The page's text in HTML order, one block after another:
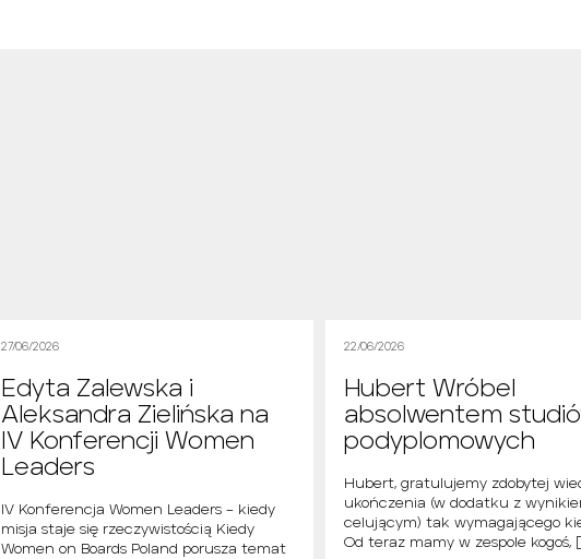
27/06/2026
Edyta Zalewska i
Aleksandra Zielińska na
IV Konferencji Women
Leaders
IV Konferencja Women Leaders – kiedy
misja staje się rzeczywistością Kiedy
Women on Boards Poland porusza temat
22/06/2026
Hubert Wróbel
absolwentem
podyplomowych
Hubert, gratulujemy zdobytej
ukończenia (w dodatku z
celującym) tak wymagającego
Od teraz mamy w zespole kogoś,